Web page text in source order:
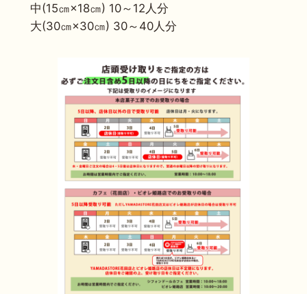
中(15㎝×18㎝) 10～12人分
大(30㎝×30㎝) 30～40人分